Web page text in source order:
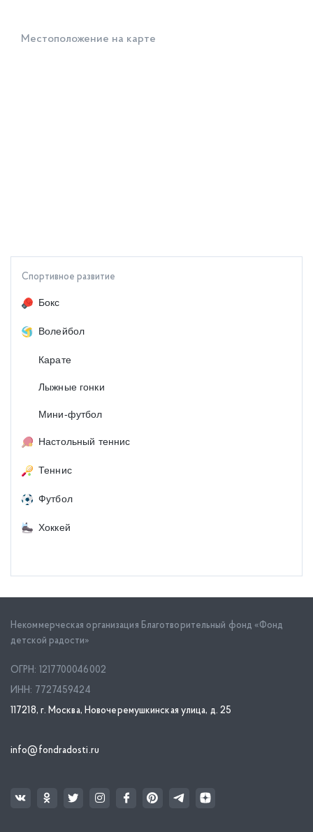
Местоположение на карте
Спортивное развитие
Бокс
Волейбол
Карате
Лыжные гонки
Мини-футбол
Настольный теннис
Теннис
Футбол
Хоккей
Некоммерческая организация Благотворительный фонд «Фонд
детской радости»
ОГРН: 1217700046002
ИНН: 7727459424
117218, г. Москва, Новочеремушкинская улица, д. 25
info@fondradosti.ru